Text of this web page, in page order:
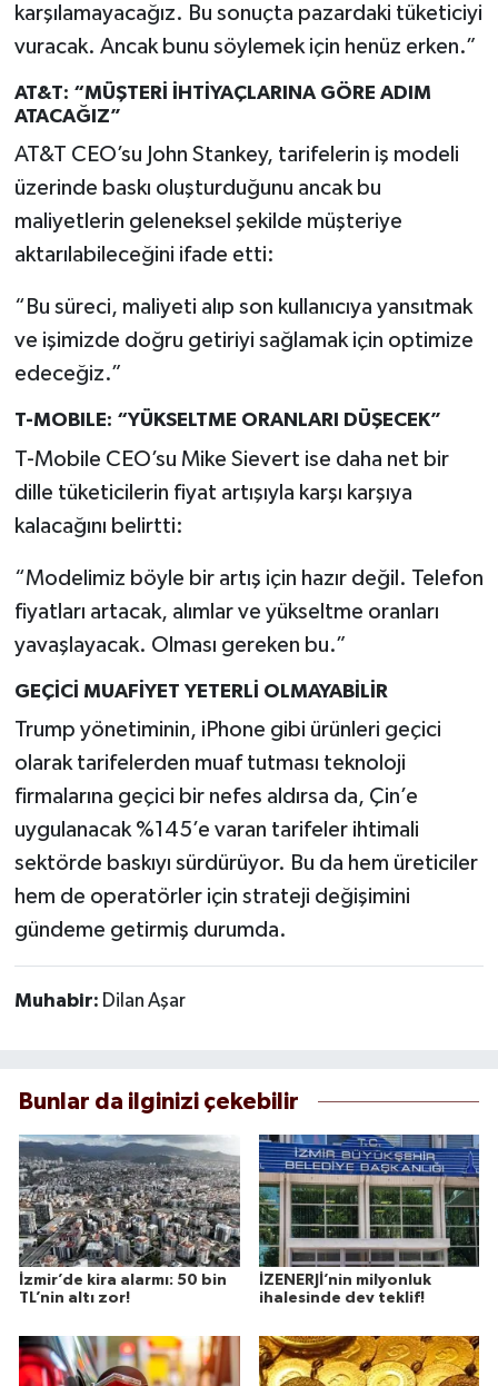
karşılamayacağız. Bu sonuçta pazardaki tüketiciyi
vuracak. Ancak bunu söylemek için henüz erken.”
AT&T: “MÜŞTERİ İHTİYAÇLARINA GÖRE ADIM
ATACAĞIZ”
AT&T CEO’su John Stankey, tarifelerin iş modeli
üzerinde baskı oluşturduğunu ancak bu
maliyetlerin geleneksel şekilde müşteriye
aktarılabileceğini ifade etti:
“Bu süreci, maliyeti alıp son kullanıcıya yansıtmak
ve işimizde doğru getiriyi sağlamak için optimize
edeceğiz.”
T-MOBILE: “YÜKSELTME ORANLARI DÜŞECEK”
T-Mobile CEO’su Mike Sievert ise daha net bir
dille tüketicilerin fiyat artışıyla karşı karşıya
kalacağını belirtti:
“Modelimiz böyle bir artış için hazır değil. Telefon
fiyatları artacak, alımlar ve yükseltme oranları
yavaşlayacak. Olması gereken bu.”
GEÇİCİ MUAFİYET YETERLİ OLMAYABİLİR
Trump yönetiminin, iPhone gibi ürünleri geçici
olarak tarifelerden muaf tutması teknoloji
firmalarına geçici bir nefes aldırsa da, Çin’e
uygulanacak %145’e varan tarifeler ihtimali
sektörde baskıyı sürdürüyor. Bu da hem üreticiler
hem de operatörler için strateji değişimini
gündeme getirmiş durumda.
Muhabir: Dilan Aşar
Bunlar da ilginizi çekebilir
İzmir’de kira alarmı: 50 bin
TL’nin altı zor!
İZENERJİ’nin milyonluk
ihalesinde dev teklif!